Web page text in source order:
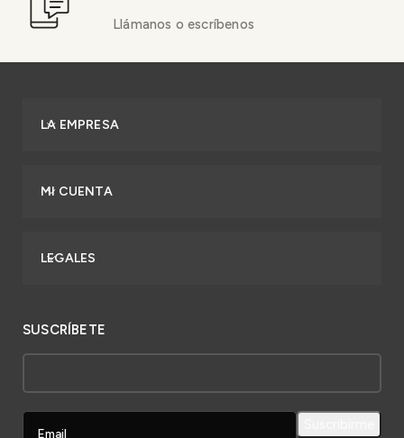
Llámanos o escríbenos
LA EMPRESA
MI CUENTA
LEGALES
SUSCRÍBETE